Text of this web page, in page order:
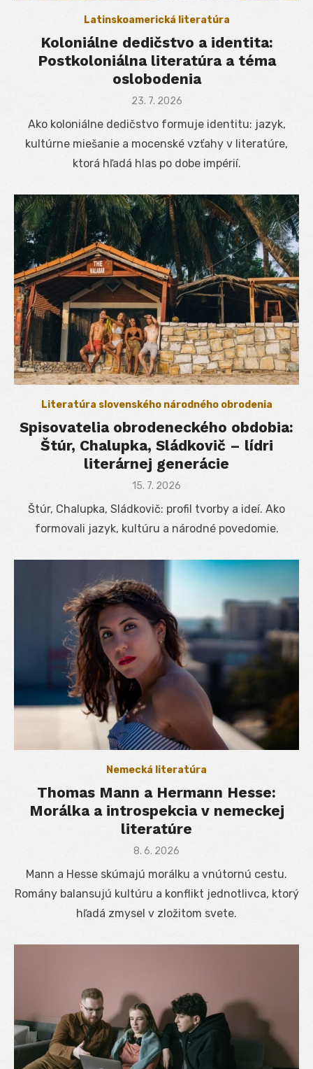
Latinskoamerická literatúra
Koloniálne dedičstvo a identita:
Postkoloniálna literatúra a téma
oslobodenia
Posted
23. 7. 2026
Ako koloniálne dedičstvo formuje identitu: jazyk,
kultúrne miešanie a mocenské vzťahy v literatúre,
ktorá hľadá hlas po dobe impérií.
Literatúra slovenského národného obrodenia
Spisovatelia obrodeneckého obdobia:
Štúr, Chalupka, Sládkovič – lídri
literárnej generácie
Posted
15. 7. 2026
Štúr, Chalupka, Sládkovič: profil tvorby a ideí. Ako
formovali jazyk, kultúru a národné povedomie.
Nemecká literatúra
Thomas Mann a Hermann Hesse:
Morálka a introspekcia v nemeckej
literatúre
Posted
8. 6. 2026
Mann a Hesse skúmajú morálku a vnútornú cestu.
Romány balansujú kultúru a konflikt jednotlivca, ktorý
hľadá zmysel v zložitom svete.